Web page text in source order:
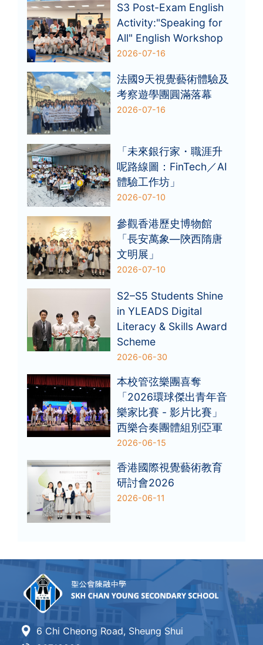
S3 Post-Exam English
Activity:"Speaking for
All" English Workshop
2026-07-16
法國9天視覺藝術體驗及
考察遊學團圓滿落幕
2026-07-16
「未來銀行家・職涯升
呢路線圖：FinTech／AI
體驗工作坊」
2026-07-10
參觀香港歷史博物館
「長安萬象—陝西隋唐
文明展」
2026-07-10
S2–S5 Students Shine
in YLEADS Digital
Literacy & Skills Award
Scheme
2026-06-30
本校管弦樂團喜奪
「2026環球傑出青年音
樂家比賽 - 影片比賽」
西樂合奏團體組別亞軍
2026-06-15
香港國際視覺藝術教育
研討會2026
2026-06-11
6 Chi Cheong Road, Sheung Shui